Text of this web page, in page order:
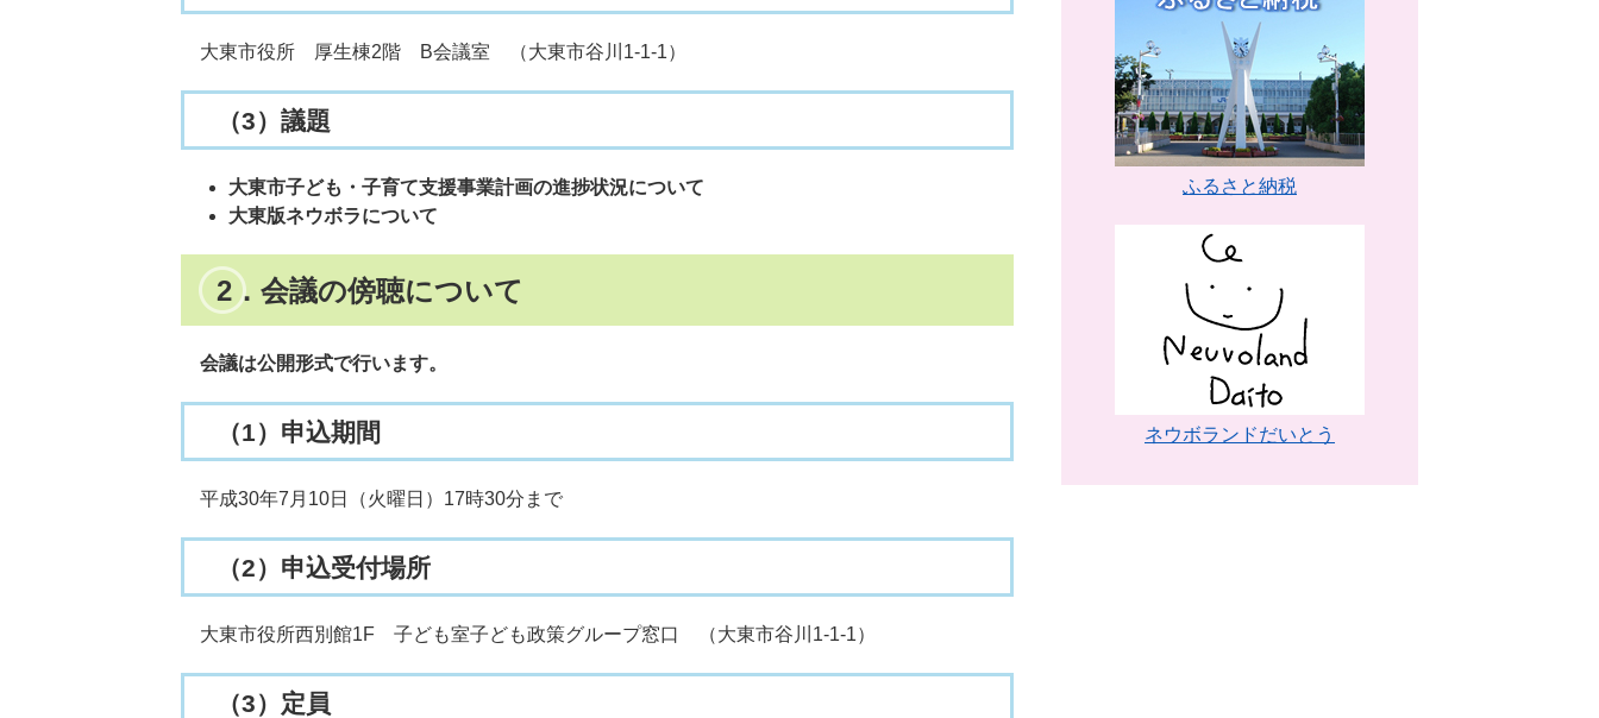
大東市役所 厚生棟2階 B会議室 （大東市谷川1-1-1）
（3）議題
大東市子ども・子育て支援事業計画の進捗状況について
大東版ネウボラについて
2．会議の傍聴について
会議は公開形式で行います。
（1）申込期間
平成30年7月10日（火曜日）17時30分まで
（2）申込受付場所
大東市役所西別館1F 子ども室子ども政策グループ窓口 （大東市谷川1-1-1）
（3）定員
ふるさと納税
ネウボランドだいとう